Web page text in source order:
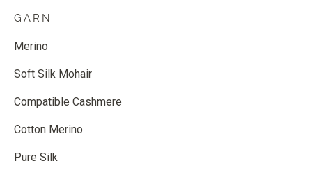
GARN
Merino
Soft Silk Mohair
Compatible Cashmere
Cotton Merino
Pure Silk